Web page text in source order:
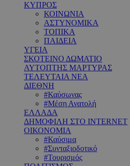
ΚΥΠΡΟΣ
ΚΟΙΝΩΝΙΑ
ΑΣΤΥΝΟΜΙΚΑ
ΤΟΠΙΚΑ
ΠΑΙΔΕΙΑ
ΥΓΕΙΑ
ΣΚΟΤΕΙΝΟ ΔΩΜΑΤΙΟ
ΑΥΤΟΠΤΗΣ ΜΑΡΤΥΡΑΣ
ΤΕΛΕΥΤΑΙΑ ΝΕΑ
ΔΙΕΘΝΗ
#Καύσωνας
#Μέση Ανατολή
ΕΛΛΑΔΑ
ΔΗΜΟΦΙΛΗ ΣΤΟ INTERNET
ΟΙΚΟΝΟΜΙΑ
#Καύσιμα
#Συνταξιοδοτικό
#Τουρισμός